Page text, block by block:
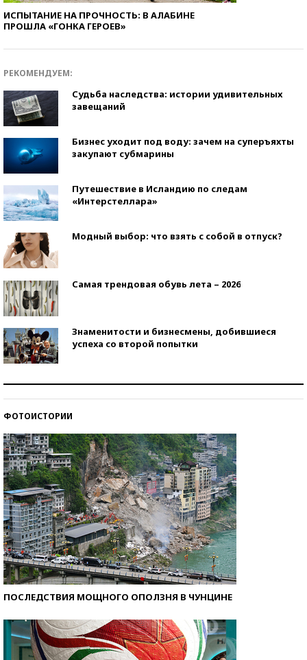
ИСПЫТАНИЕ НА ПРОЧНОСТЬ: В АЛАБИНЕ
ПРОШЛА «ГОНКА ГЕРОЕВ»
РЕКОМЕНДУЕМ:
Судьба наследства: истории удивительных
завещаний
Бизнес уходит под воду: зачем на суперъяхты
закупают субмарины
Путешествие в Исландию по следам
«Интерстеллара»
Модный выбор: что взять с собой в отпуск?
Самая трендовая обувь лета – 2026
Знаменитости и бизнесмены, добившиеся
успеха со второй попытки
ФОТОИСТОРИИ
ПОСЛЕДСТВИЯ МОЩНОГО ОПОЛЗНЯ В ЧУНЦИНЕ